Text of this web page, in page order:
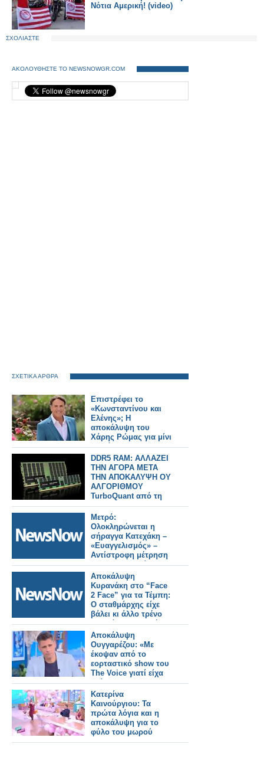
Νότια Αμερική! (video)
ΣΧΟΛΙΑΣΤΕ
ΑΚΟΛΟΥΘΗΣΤΕ ΤΟ NEWSNOWGR.COM
ΣΧΕΤΙΚΑ ΑΡΘΡΑ
Επιστρέφει το
«Κωνσταντίνου και
Ελένης»; Η
αποκάλυψη του
Χάρης Ρώμας για μίνι
σειρά
DDR5 RAM: ΑΛΛΑΖΕΙ
ΤΗΝ ΑΓΟΡΑ ΜΕΤΑ
ΤΗΝ ΑΠΟΚΑΛΥΨΗ ΟΥ
ΑΛΓΟΡΙΘΜΟΥ
TurboQuant από τη
Google
Μετρό:
Ολοκληρώνεται η
σήραγγα Κατεχάκη –
«Ευαγγελισμός» –
Αντίστροφη μέτρηση
για την «αποκάλυψη»
του μετροπόντικα
Αποκάλυψη
Κυρανάκη στο “Face
2 Face” για τα Τέμπη:
Ο σταθμάρχης είχε
βάλει κι άλλο τρένο
στη λάθος γραμμή
Αποκάλυψη
Ουγγαρέζου: «Με
έκοψαν από το
εορταστικό show του
The Voice γιατί είχα
βρίσει την Acun
Medya για το χάρτη»
Κατερίνα
Καινούργιου: Τα
πρώτα λόγια και η
αποκάλυψη για το
φύλο του μωρού